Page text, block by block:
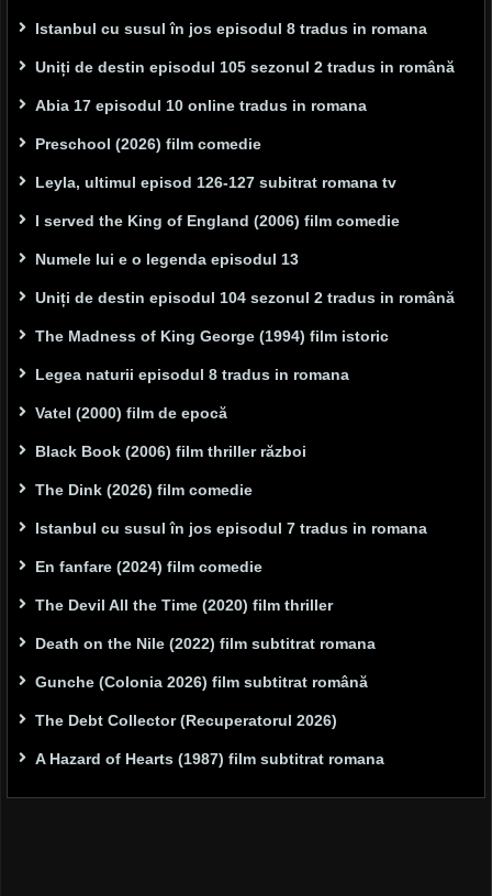
Istanbul cu susul în jos episodul 8 tradus in romana
Uniți de destin episodul 105 sezonul 2 tradus in română
Abia 17 episodul 10 online tradus in romana
Preschool (2026) film comedie
Leyla, ultimul episod 126-127 subitrat romana tv
I served the King of England (2006) film comedie
Numele lui e o legenda episodul 13
Uniți de destin episodul 104 sezonul 2 tradus in română
The Madness of King George (1994) film istoric
Legea naturii episodul 8 tradus in romana
Vatel (2000) film de epocă
Black Book (2006) film thriller război
The Dink (2026) film comedie
Istanbul cu susul în jos episodul 7 tradus in romana
En fanfare (2024) film comedie
The Devil All the Time (2020) film thriller
Death on the Nile (2022) film subtitrat romana
Gunche (Colonia 2026) film subtitrat română
The Debt Collector (Recuperatorul 2026)
A Hazard of Hearts (1987) film subtitrat romana